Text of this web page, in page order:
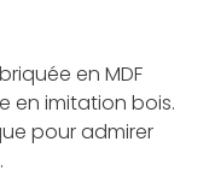
en MDF
en imitation bois.
pour admirer